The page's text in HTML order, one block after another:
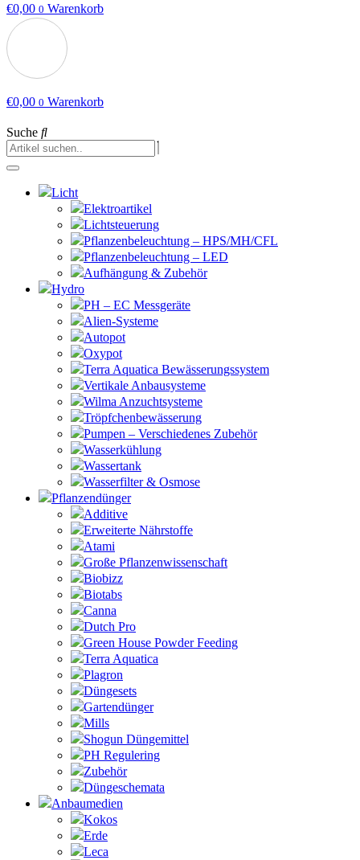
€0,00 0 Warenkorb
€0,00 0 Warenkorb
Suche
Licht
Elektroartikel
Lichtsteuerung
Pflanzenbeleuchtung – HPS/MH/CFL
Pflanzenbeleuchtung – LED
Aufhängung & Zubehör
Hydro
PH – EC Messgeräte
Alien-Systeme
Autopot
Oxypot
Terra Aquatica Bewässerungssystem
Vertikale Anbausysteme
Wilma Anzuchtsysteme
Tröpfchenbewässerung
Pumpen – Verschiedenes Zubehör
Wasserkühlung
Wassertank
Wasserfilter & Osmose
Pflanzendünger
Additive
Erweiterte Nährstoffe
Atami
Große Pflanzenwissenschaft
Biobizz
Biotabs
Canna
Dutch Pro
Green House Powder Feeding
Terra Aquatica
Plagron
Düngesets
Gartendünger
Mills
Shogun Düngemittel
PH Regulering
Zubehör
Düngeschemata
Anbaumedien
Kokos
Erde
Leca